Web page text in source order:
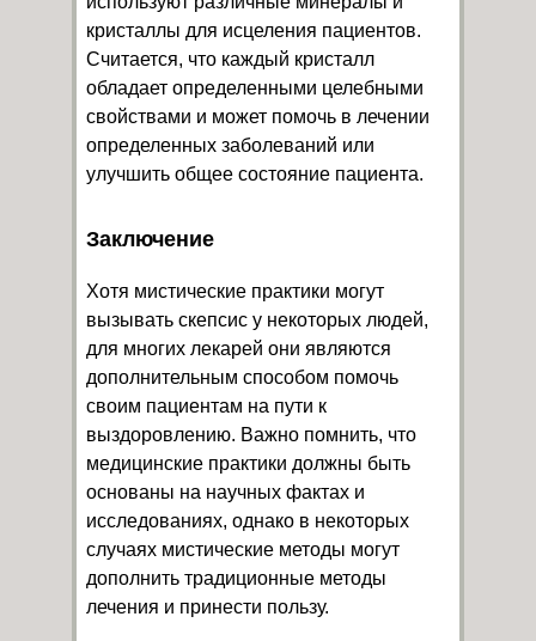
кристаллы для исцеления пациентов.
Считается, что каждый кристалл
обладает определенными целебными
свойствами и может помочь в лечении
определенных заболеваний или
улучшить общее состояние пациента.
Заключение
Хотя мистические практики могут
вызывать скепсис у некоторых людей,
для многих лекарей они являются
дополнительным способом помочь
своим пациентам на пути к
выздоровлению. Важно помнить, что
медицинские практики должны быть
основаны на научных фактах и
исследованиях, однако в некоторых
случаях мистические методы могут
дополнить традиционные методы
лечения и принести пользу.